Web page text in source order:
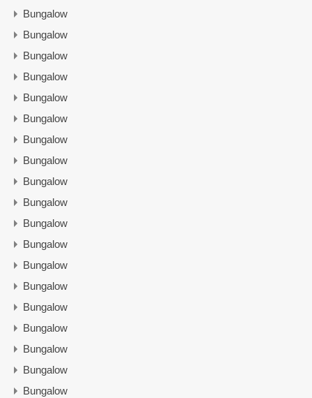
Bungalow
Bungalow
Bungalow
Bungalow
Bungalow
Bungalow
Bungalow
Bungalow
Bungalow
Bungalow
Bungalow
Bungalow
Bungalow
Bungalow
Bungalow
Bungalow
Bungalow
Bungalow
Bungalow